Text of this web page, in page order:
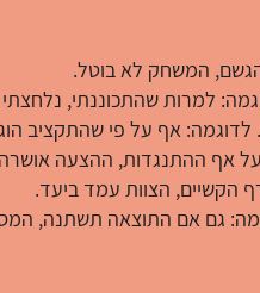
המשחק לא בוטל.
למרות שהתכוננתי,
אף על פי שהתקציב
אף ההתנגדות, ההצעה
הקשיים, הצוות עמד ביעד.
גם אם התוצאה תשתנה,